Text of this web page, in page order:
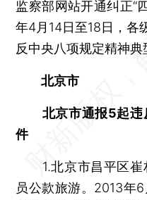
监察部网站开通纠正“
年4月14日至18日，各
反中央八项规定精神典
北京市
北京市通报5起违
件
1.北京市昌平区崔
员公款旅游。2013年